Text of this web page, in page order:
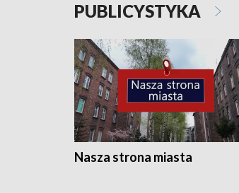
PUBLICYSTYKA
Nasza strona miasta